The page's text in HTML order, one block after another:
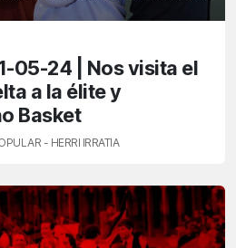
05-24 | Nos visita el
a la élite y
Basket
- HERRI IRRATIA